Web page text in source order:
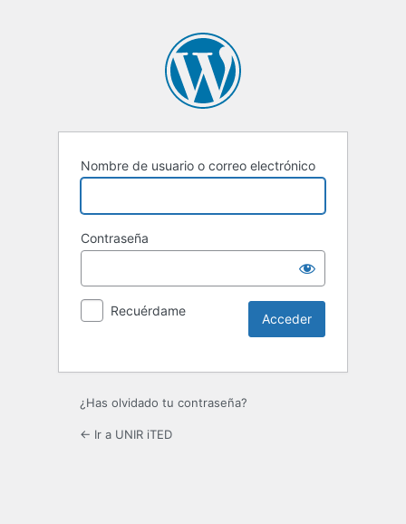
Nombre de usuario o correo electrónico
Contraseña
Recuérdame
¿Has olvidado tu contraseña?
← Ir a UNIR iTED